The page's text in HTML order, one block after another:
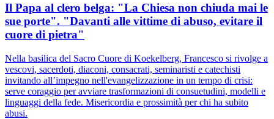
Il Papa al clero belga: "La Chiesa non chiuda mai le
sue porte". "Davanti alle vittime di abuso, evitare il
cuore di pietra"
Nella basilica del Sacro Cuore di Koekelberg, Francesco si rivolge a
vescovi, sacerdoti, diaconi, consacrati, seminaristi e catechisti
invitando all’impegno nell'evangelizzazione in un tempo di crisi:
serve coraggio per avviare trasformazioni di consuetudini, modelli e
linguaggi della fede. Misericordia e prossimità per chi ha subito
abusi.